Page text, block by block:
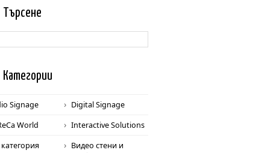
Търсене
Категории
Signage
Digital Signage
World
Interactive Solutions
Видео стени и